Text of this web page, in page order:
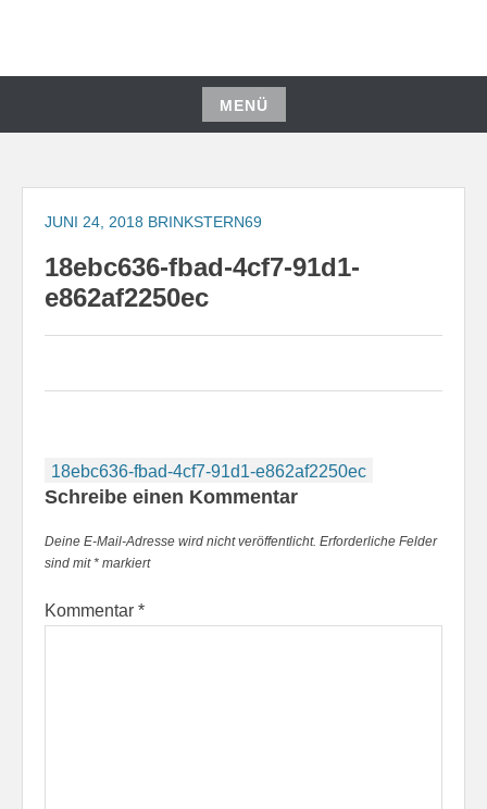
springen
MENÜ
Zum
springen
JUNI 24, 2018 BRINKSTERN69
18ebc636-fbad-4cf7-91d1-
e862af2250ec
Beitragsnavigation
18ebc636-fbad-4cf7-91d1-e862af2250ec
Schreibe einen Kommentar
Deine E-Mail-Adresse wird nicht veröffentlicht. Erforderliche Felder
sind mit* markiert
Kommentar *